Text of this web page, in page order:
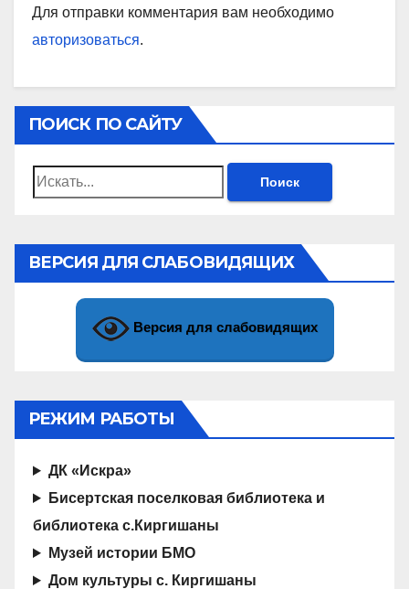
Для отправки комментария вам необходимо
авторизоваться.
ПОИСК ПО САЙТУ
Найти:
ВЕРСИЯ ДЛЯ СЛАБОВИДЯЩИХ
Версия для слабовидящих
РЕЖИМ РАБОТЫ
ДК «Искра»
Бисертская поселковая библиотека и
библиотека с.Киргишаны
Музей истории БМО
Дом культуры с. Киргишаны